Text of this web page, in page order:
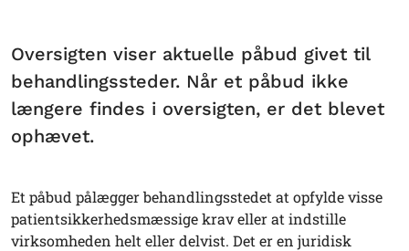
Oversigten viser aktuelle påbud givet til
behandlingssteder. Når et påbud ikke
længere findes i oversigten, er det blevet
ophævet.
Et påbud pålægger behandlingsstedet at opfylde visse
patientsikkerhedsmæssige krav eller at indstille
virksomheden helt eller delvist. Det er en juridisk